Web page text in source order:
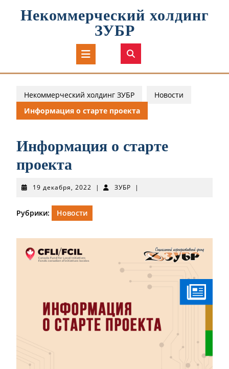
Некоммерческий холдинг
ЗУБР
Кнопка
Открыть
Некоммерческий холдинг ЗУБР
Новости
Информация о старте проекта
Информация о старте
проекта
19 декабря, 2022 19
2022
| ЗУБР ЗУБР
|
Рубрики: Новости